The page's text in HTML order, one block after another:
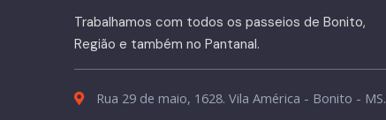
Trabalhamos com todos os passeios de Bonito,
Região e também no Pantanal.
Rua 29 de maio, 1628. Vila América - Bonito - MS.